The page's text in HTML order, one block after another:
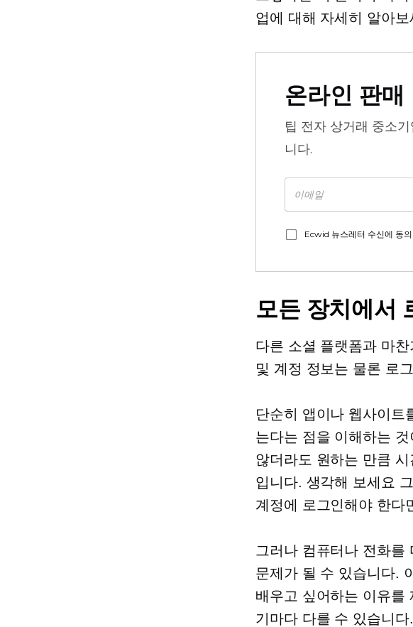
업에 대해 자세히 알아보
온라인 판매
팁 전자 상거래 중소
니다.
Ecwid 뉴스레터 수신에 동
모든 장치에서
다른 소셜 플랫폼과 마
및 계정 정보는 물론 로
단순히 앱이나 웹사이트
는다는 점을 이해하는
않더라도 원하는 만큼
입니다. 생각해 보세요
계정에 로그인해야 한다
그러나 컴퓨터나 전화를
문제가 될 수 있습니다.
배우고 싶어하는 이유를
기마다 다를 수 있습니